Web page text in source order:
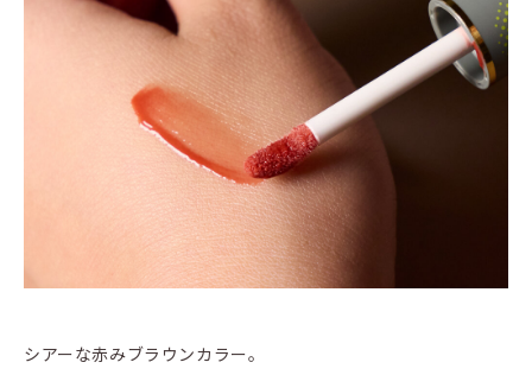
シアーな赤みブラウンカラー。